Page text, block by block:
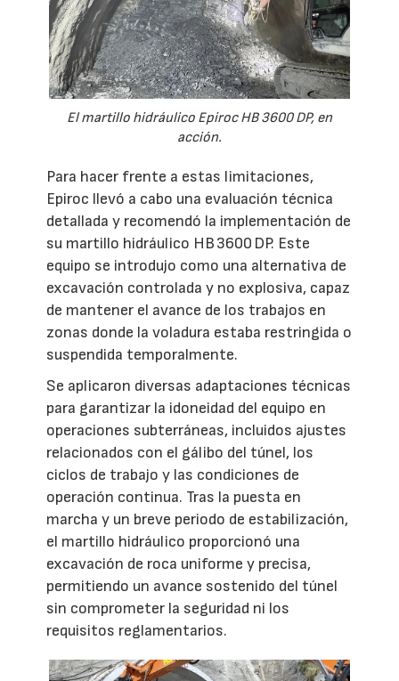
El martillo hidráulico Epiroc HB 3600 DP, en
acción.
Para hacer frente a estas limitaciones,
Epiroc llevó a cabo una evaluación técnica
detallada y recomendó la implementación de
su martillo hidráulico HB 3600 DP. Este
equipo se introdujo como una alternativa de
excavación controlada y no explosiva, capaz
de mantener el avance de los trabajos en
zonas donde la voladura estaba restringida o
suspendida temporalmente.
Se aplicaron diversas adaptaciones técnicas
para garantizar la idoneidad del equipo en
operaciones subterráneas, incluidos ajustes
relacionados con el gálibo del túnel, los
ciclos de trabajo y las condiciones de
operación continua. Tras la puesta en
marcha y un breve periodo de estabilización,
el martillo hidráulico proporcionó una
excavación de roca uniforme y precisa,
permitiendo un avance sostenido del túnel
sin comprometer la seguridad ni los
requisitos reglamentarios.